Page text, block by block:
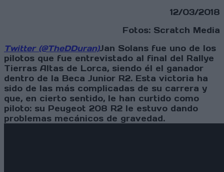
12/03/2018
Fotos: Scratch Media
Twitter (@TheDDuran)Jan Solans fue uno de los
pilotos que fue entrevistado al final del Rallye
Tierras Altas de Lorca, siendo él el ganador
dentro de la Beca Junior R2. Esta victoria ha
sido de las más complicadas de su carrera y
que, en cierto sentido, le han curtido como
piloto: su Peugeot 208 R2 le estuvo dando
problemas mecánicos de gravedad.